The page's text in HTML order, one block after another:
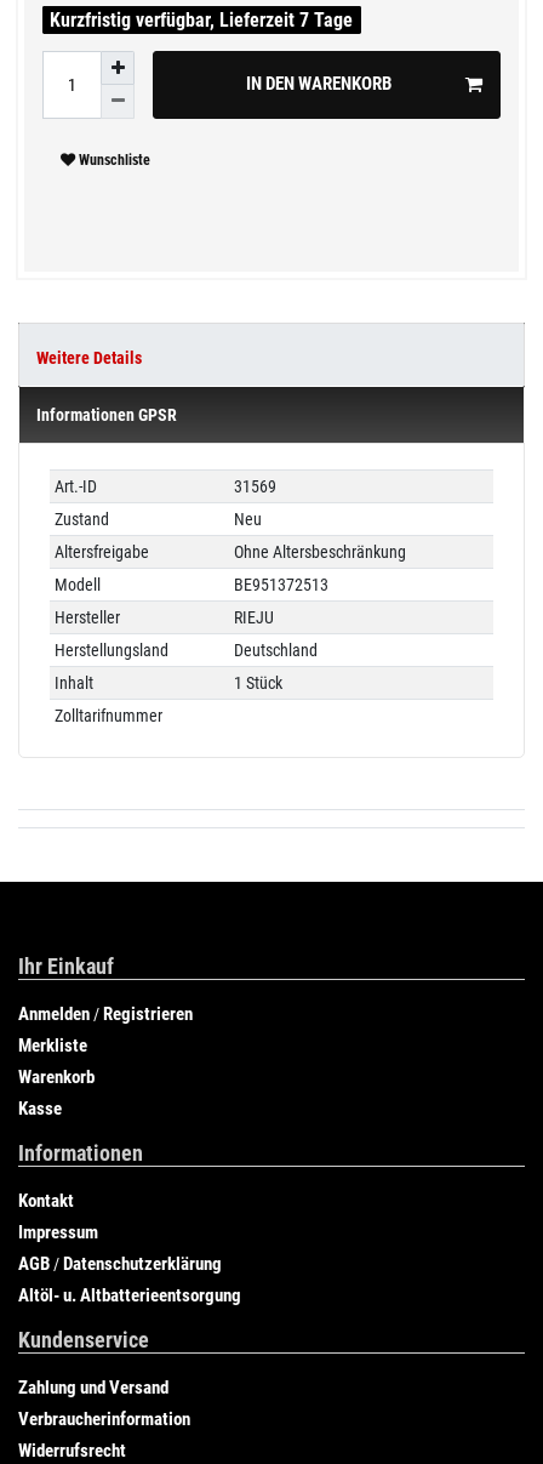
Kurzfristig verfügbar, Lieferzeit 7 Tage
IN DEN WARENKORB
Wunschliste
Weitere Details
Informationen GPSR
Technisches
Merkmal
Wert
Art.-ID
31569
Zustand
Neu
Altersfreigabe
Ohne Altersbeschränkung
Modell
BE951372513
Hersteller
RIEJU
Herstellungsland
Deutschland
Inhalt
1 Stück
Zolltarifnummer
Ihr Einkauf
Anmelden /Registrieren
Merkliste
Warenkorb
Kasse
Informationen
Kontakt
Impressum
AGB /Datenschutzerklärung
Altöl- u. Altbatterieentsorgung
Kundenservice
Zahlung und Versand
Verbraucherinformation
Widerrufsrecht